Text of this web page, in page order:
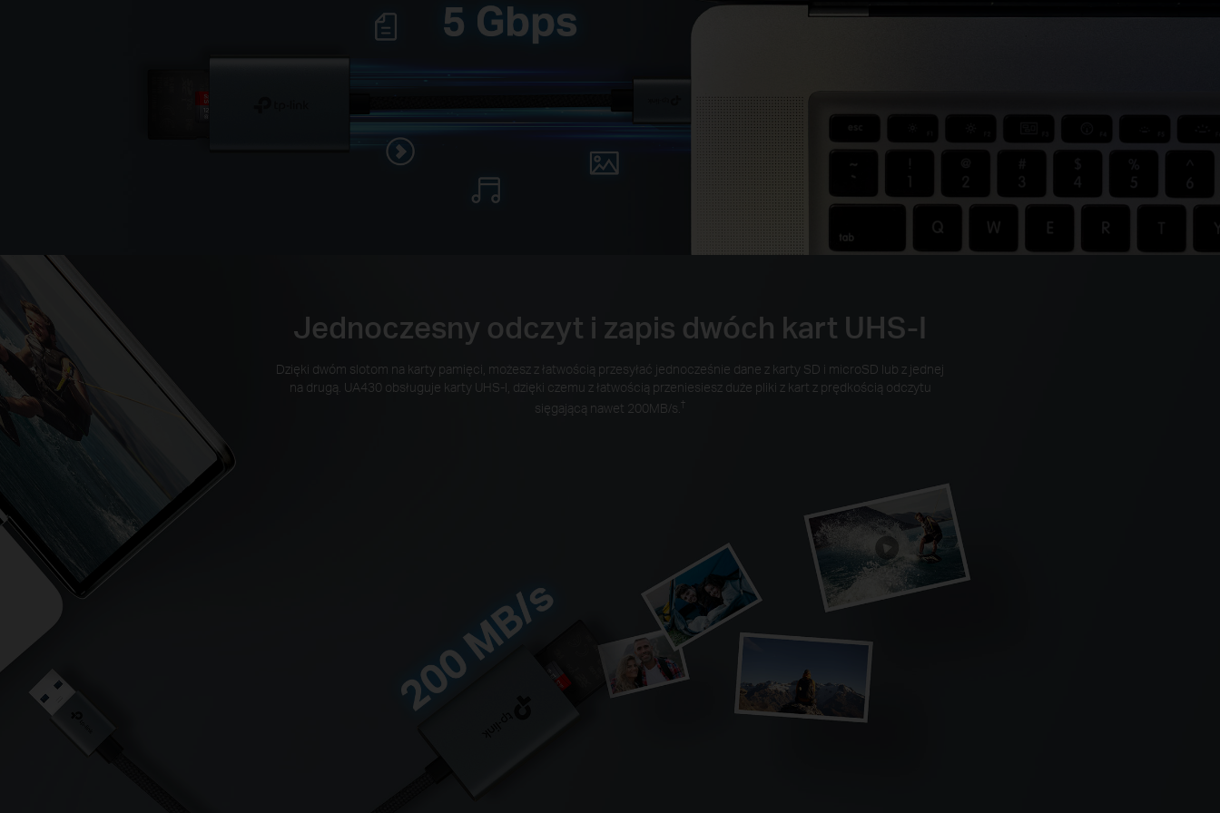
Jednoczesny odczyt i zapis dwóch kart UHS-I
Dzięki dwóm slotom na karty pamięci, możesz z łatwością przesyłać jednocześnie dane z karty SD i microSD lub z jednej
na drugą. UA430 obsługuje karty UHS-I, dzięki czemu z łatwością przeniesiesz duże pliki z kart z prędkością odczytu
sięgającą nawet 200MB/s. †